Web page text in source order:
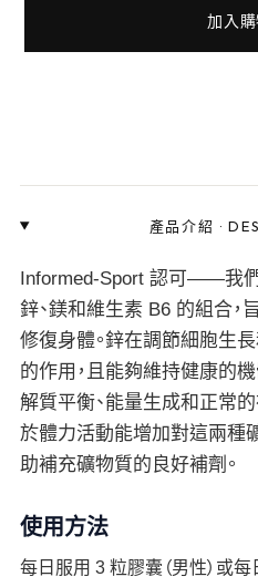
加入
產品介紹 ·
Informed-Sport 認可——我
鋅、鎂和維生素 B6 的組合，
修復身體。鋅在調節細胞生
的作用，且能夠維持健康的
解質平衡、能量生成和正常
於體力活動能增加對這兩種
助補充礦物質的良好補劑。
使用方法
每日服用 3 粒膠囊（男性）或每